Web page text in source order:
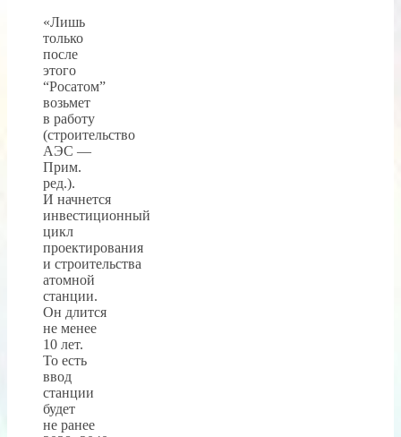
«Лишь
только
после
этого
“Росатом”
возьмет
в работу
(строительство
АЭС —
Прим.
ред.).
И начнется
инвестиционный
цикл
проектирования
и строительства
атомной
станции.
Он длится
не менее
10 лет.
То есть
ввод
станции
будет
не ранее